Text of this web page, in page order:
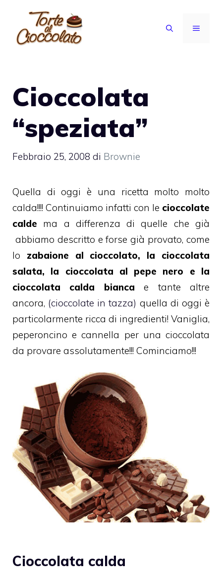
contenuto
MENU
Cioccolata
“speziata”
Febbraio 25, 2008 di Brownie
Quella di oggi è una ricetta molto molto
calda!!!! Continuiamo infatti con le cioccolate
calde ma a differenza di quelle che già
abbiamo descritto e forse già provato, come
lo zabaione al cioccolato, la cioccolata
salata, la cioccolata al pepe nero e la
cioccolata calda bianca e tante altre
ancora, (cioccolate in tazza) quella di oggi è
particolarmente ricca di ingredienti! Vaniglia,
peperoncino e cannella per una cioccolata
da provare assolutamente!!! Cominciamo!!!
Cioccolata calda